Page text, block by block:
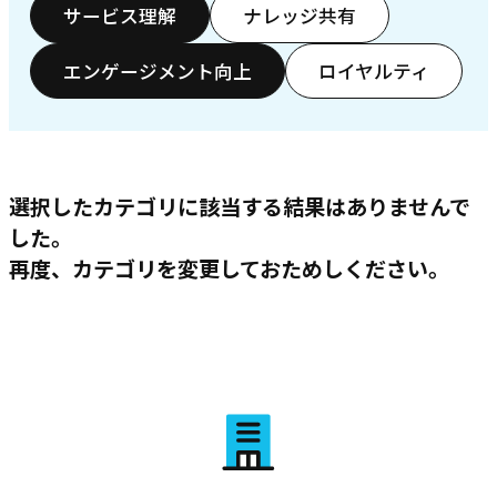
サービス理解 ナレッジ共有
エンゲージメント向上 ロイヤルティ
選択したカテゴリに該当する結果はありませんで
した。
再度、カテゴリを変更しておためしください。